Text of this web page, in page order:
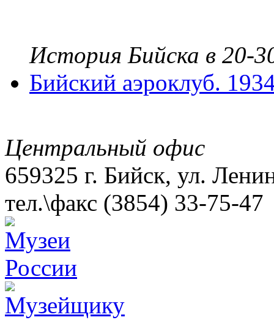
История Бийска в 20-
Бийский аэроклуб.
Центральный офис
659325 г. Бийск, ул.
тел.\факс (3854) 33-75-47